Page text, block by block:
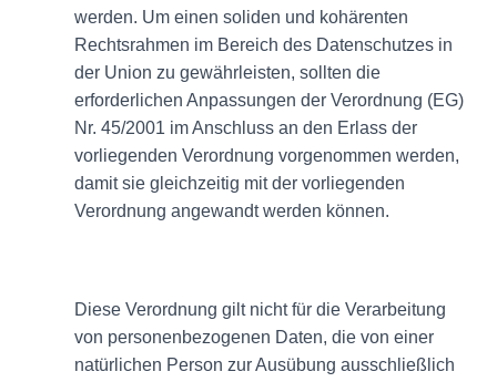
werden. Um einen soliden und kohärenten
Rechtsrahmen im Bereich des Datenschutzes in
der Union zu gewährleisten, sollten die
erforderlichen Anpassungen der Verordnung (EG)
Nr. 45/2001 im Anschluss an den Erlass der
vorliegenden Verordnung vorgenommen werden,
damit sie gleichzeitig mit der vorliegenden
Verordnung angewandt werden können.
Diese Verordnung gilt nicht für die Verarbeitung
von personenbezogenen Daten, die von einer
natürlichen Person zur Ausübung ausschließlich